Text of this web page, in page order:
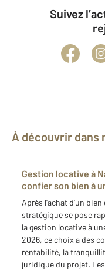
Suivez l’actualité immobilière et
À découvrir
Gestion locative à
confier son bien à
Après l’achat d’un
stratégique se pose
la gestion locative à
2026, ce choix a des
rentabilité, la
juridique du projet. Les